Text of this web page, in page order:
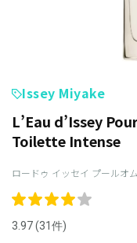
Issey Miyake
L’Eau d’Issey
Toilette Intense
ロードゥ イッセイ プールオ
3.97 (31件)